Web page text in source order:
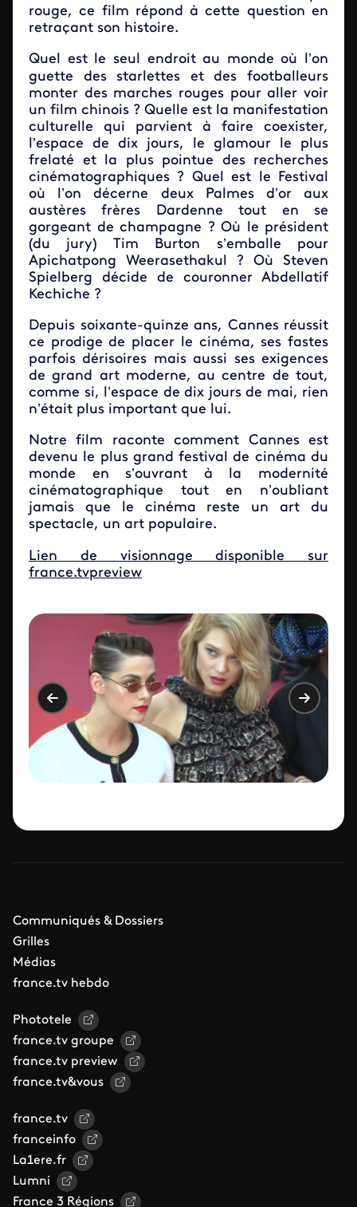
rouge, ce film répond à cette question en
retraçant son histoire.
Quel est le seul endroit au monde où l’on
guette des starlettes et des footballeurs
monter des marches rouges pour aller voir
un film chinois ? Quelle est la manifestation
culturelle qui parvient à faire coexister,
l’espace de dix jours, le glamour le plus
frelaté et la plus pointue des recherches
cinématographiques ? Quel est le Festival
où l’on décerne deux Palmes d’or aux
austères frères Dardenne tout en se
gorgeant de champagne ? Où le président
(du jury) Tim Burton s’emballe pour
Apichatpong Weerasethakul ? Où Steven
Spielberg décide de couronner Abdellatif
Kechiche ?
Depuis soixante-quinze ans, Cannes réussit
ce prodige de placer le cinéma, ses fastes
parfois dérisoires mais aussi ses exigences
de grand art moderne, au centre de tout,
comme si, l’espace de dix jours de mai, rien
n’était plus important que lui.
Notre film raconte comment Cannes est
devenu le plus grand festival de cinéma du
monde en s’ouvrant à la modernité
cinématographique tout en n’oubliant
jamais que le cinéma reste un art du
spectacle, un art populaire.
Lien de visionnage disponible sur
france.tvpreview
Communiqués & Dossiers
Grilles
Médias
france.tv hebdo
Phototele
france.tv groupe
france.tv preview
france.tv&vous
france.tv
franceinfo
La1ere.fr
Lumni
France 3 Régions